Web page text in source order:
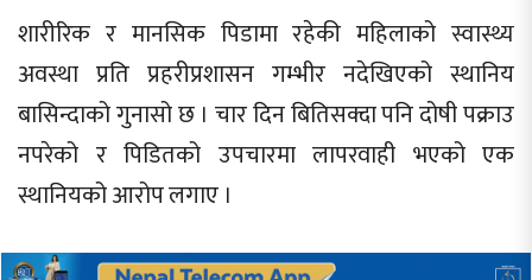
शारीरिक र मानसिक पिडामा रहेकी महिलाको स्वास्थ्य
अवस्था प्रति प्रहरीप्रशासन गम्भीर नदेखिएको स्थानिय
बासिन्दाको गुनासो छ । चार दिन बितिसक्दा पनि दोषी पक्राउ
नपरेको र पिडितको उपचारमा लापरवाही भएको एक
स्थानियको आरोप लगाए ।